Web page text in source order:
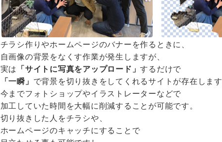
チラシ作りやホームページのバナーを作るときに、
自画像の背景をなくす作業が発生しますが、
実は 「サイトに写真をアップロード」するだけで
「一瞬」 で背景を切り抜きをしてくれるサイトが存在します
今までフォトショップやイラストレーターなどで
加工していた時間を大幅に削減することが可能です。
切り抜きした人をチラシや、
ホームページのキャッチにすることで